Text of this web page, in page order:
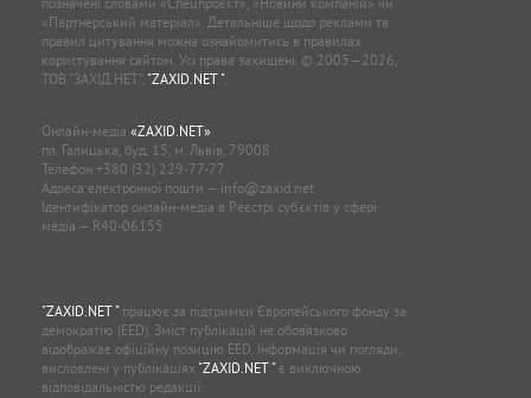
«Партнерський матеріал». Детальніше щодо реклами та
правил цитування можна ознайомитись в правилах
користування сайтом. Усі права захищені. © 2005—2026,
ТОВ “ЗАХІД.НЕТ”, "ZAXID.NET ".
Онлайн-медіа «ZAXID.NET»
пл. Галицька, буд. 15, м. Львів, 79008
Телефон +380 (32) 229-77-77
Адреса електронної пошти — info@zaxid.net
Ідентифікатор онлайн-медіа в Реєстрі суб'єктів у сфері
медіа — R40-06155
"ZAXID.NET "працює за підтримки Європейського фонду за
демократію (EED). Зміст публікацій не обов’язково
відображає офіційну позицію EED. Інформація чи погляди,
висловлені у публікаціях "ZAXID.NET "є виключною
відповідальністю редакції.